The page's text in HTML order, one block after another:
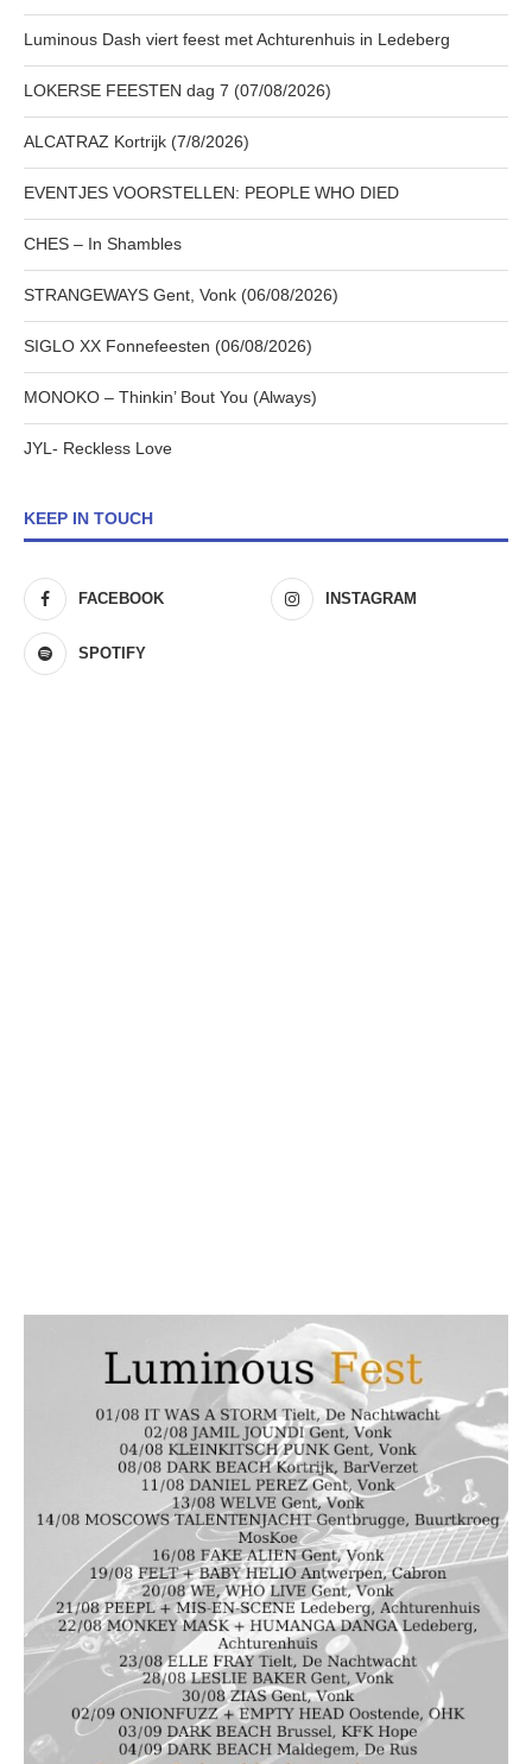
Luminous Dash viert feest met Achturenhuis in Ledeberg
LOKERSE FEESTEN dag 7 (07/08/2026)
ALCATRAZ Kortrijk (7/8/2026)
EVENTJES VOORSTELLEN: PEOPLE WHO DIED
CHES – In Shambles
STRANGEWAYS Gent, Vonk (06/08/2026)
SIGLO XX Fonnefeesten (06/08/2026)
MONOKO – Thinkin’ Bout You (Always)
JYL- Reckless Love
KEEP IN TOUCH
FACEBOOK INSTAGRAM
SPOTIFY